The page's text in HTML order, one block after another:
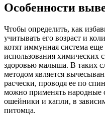
Особенности
Чтобы определить, как
учитывать его возраст и
котят иммунная система
использования химических
здоровью малыша. В таких
методом является
расчески, проводя ее по
можно применять народные
ошейники и капли, в
питомца.